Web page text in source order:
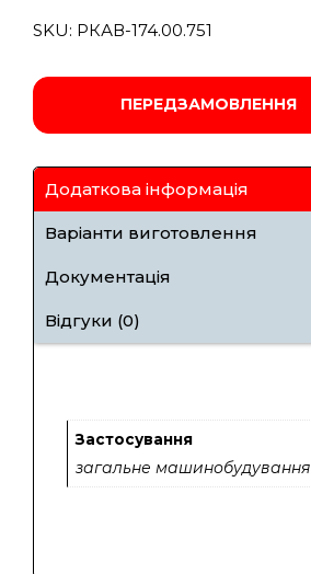
SKU: РКАВ-174.00.751
ПЕРЕДЗАМОВЛЕННЯ
Додаткова інформація
Варіанти виготовлення
Документація
Відгуки (0)
Застосування
загальне машинобудування